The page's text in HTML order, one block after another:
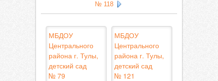
№ 118
МБДОУ
Центрального
района г. Тулы,
детский сад
№ 79
МБДОУ
Центрального
района г. Тулы,
детский сад
№ 121